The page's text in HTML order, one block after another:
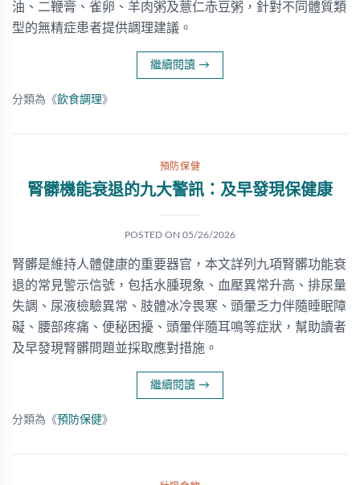
油、二鞭膏、雀卵、羊肉粥及薏仁赤豆粥，針對不同體質類
型的無精症患者提供調理建議。
繼續閱讀 →
分類為《飲食調理》
預防保健
腎髒機能衰退的九大警訊：及早發現保健康
POSTED ON 05/26/2026
腎髒是維持人體健康的重要器官，本文詳列九項腎髒功能衰
退的常見警示信號，包括水腫現象、血壓異常升高、排尿量
失調、尿液檢驗異常、肢體冰冷畏寒、頭暈乏力伴隨睡眠障
礙、腰部疼痛、便秘困擾、頭暈伴隨耳鳴等症狀，幫助讀者
及早發現腎髒問題並採取應對措施。
繼續閱讀 →
分類為《預防保健》